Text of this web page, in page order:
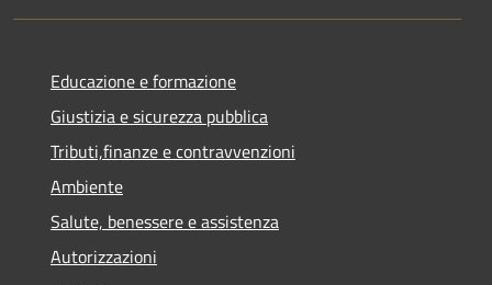
Educazione e formazione
Giustizia e sicurezza pubblica
Tributi,finanze e contravvenzioni
Ambiente
Salute, benessere e assistenza
Autorizzazioni